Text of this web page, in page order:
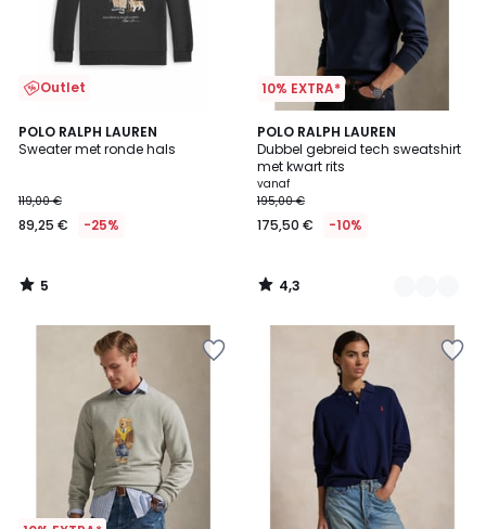
Outlet
POLO RALPH LAUREN
Sweater met ronde hals
119,00 €
89,25 € -25%
5
/
5
/
10% EXTRA*
POLO RALPH LAUREN
Dubbel gebreid tech sweatshirt
met kwart rits
vanaf
195,00 €
175,50 € -10%
4,3
/ 5
5
Kleuren
4,3
/